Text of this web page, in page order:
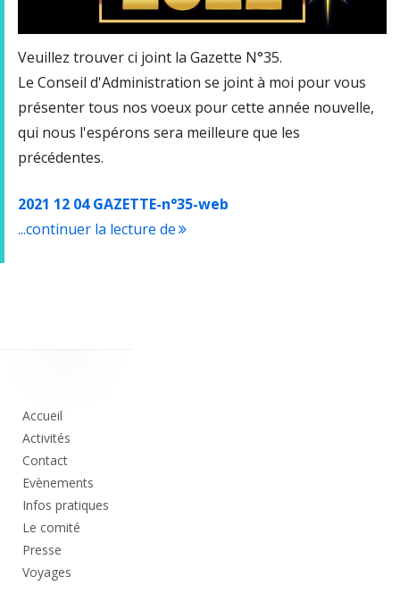
Veuillez trouver ci joint la Gazette N°35.
Le Conseil d'Administration se joint à moi pour vous
présenter tous nos voeux pour cette année nouvelle,
qui nous l'espérons sera meilleure que les
précédentes.
2021 12 04 GAZETTE-n°35-web
...continuer la lecture de"Meilleurs vœux pour 2022…"
principale
Accueil
Activités
Contact
Evènements
Infos pratiques
Le comité
Presse
Voyages